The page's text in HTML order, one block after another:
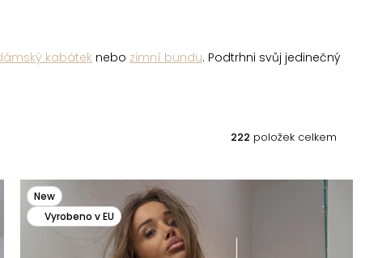
kabátek nebo zimní bundu. Podtrhni svůj jedinečný
222 položek celkem
New
Vyrobeno v EU